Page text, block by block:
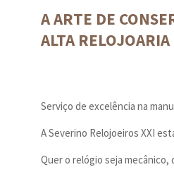
A ARTE DE
ALTA RELOJOARIA
Serviço de excelência na
A Severino Relojoeiros XXI
Quer o relógio seja